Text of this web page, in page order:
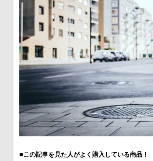
■この記事を見た人がよく購入している商品！